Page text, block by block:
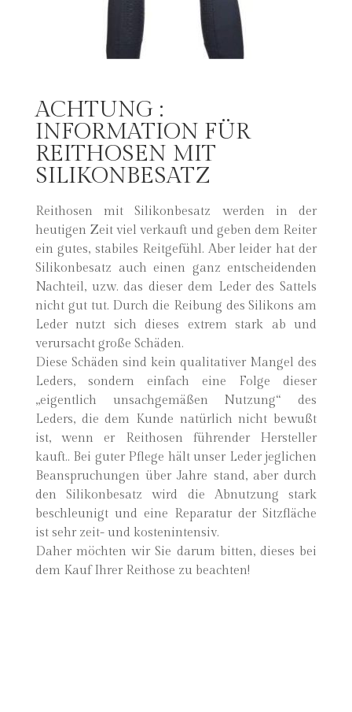
ACHTUNG :
INFORMATION FÜR
REITHOSEN MIT
SILIKONBESATZ
Reithosen mit Silikonbesatz werden in der
heutigen Zeit viel verkauft und geben dem Reiter
ein gutes, stabiles Reitgefühl. Aber leider hat der
Silikonbesatz auch einen ganz entscheidenden
Nachteil, uzw. das dieser dem Leder des Sattels
nicht gut tut. Durch die Reibung des Silikons am
Leder nutzt sich dieses extrem stark ab und
verursacht große Schäden.
Diese Schäden sind kein qualitativer Mangel des
Leders, sondern einfach eine Folge dieser
„eigentlich unsachgemäßen Nutzung“ des
Leders, die dem Kunde natürlich nicht bewußt
ist, wenn er Reithosen führender Hersteller
kauft.. Bei guter Pflege hält unser Leder jeglichen
Beanspruchungen über Jahre stand, aber durch
den Silikonbesatz wird die Abnutzung stark
beschleunigt und eine Reparatur der Sitzfläche
ist sehr zeit- und kostenintensiv.
Daher möchten wir Sie darum bitten, dieses bei
dem Kauf Ihrer Reithose zu beachten!